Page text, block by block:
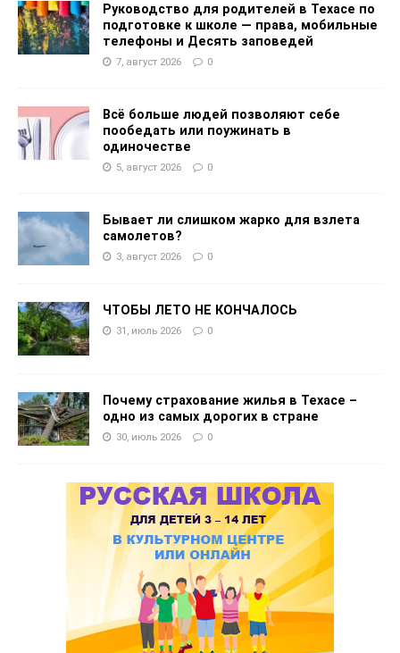
Руководство для родителей в Техасе по
подготовке к школе — права, мобильные
телефоны и Десять заповедей
7, август 2026 0
Всё больше людей позволяют себе
пообедать или поужинать в
одиночестве
5, август 2026 0
Бывает ли слишком жарко для взлета
самолетов?
3, август 2026 0
ЧТОБЫ ЛЕТО НЕ КОНЧАЛОСЬ
31, июль 2026 0
Почему страхование жилья в Техасе –
одно из самых дорогих в стране
30, июль 2026 0